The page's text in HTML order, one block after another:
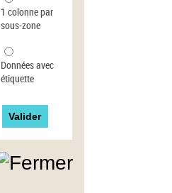
1 colonne par
sous-zone
Données avec
étiquette